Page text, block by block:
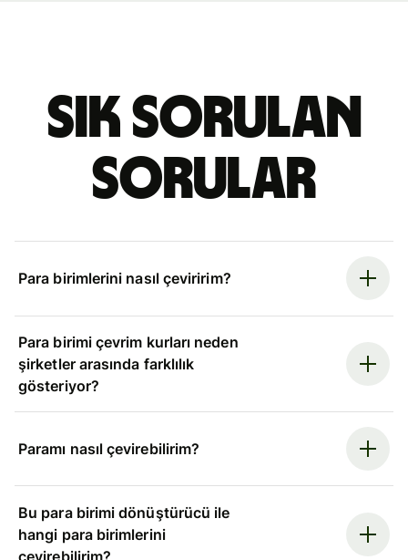
Sık sorulan
sorular
Para birimlerini nasıl çeviririm?
Para birimi çevrim kurları neden
şirketler arasında farklılık
gösteriyor?
Paramı nasıl çevirebilirim?
Bu para birimi dönüştürücü ile
hangi para birimlerini
çevirebilirim?